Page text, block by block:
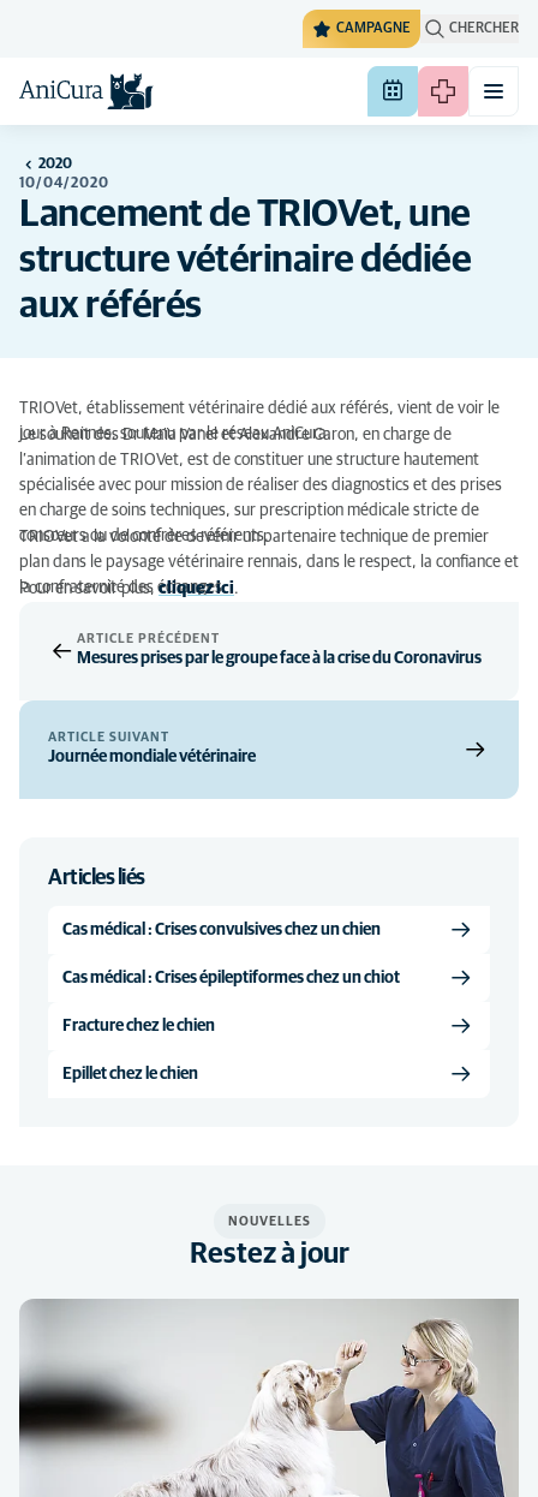
CAMPAGNE CHERCHER
2020
10/04/2020
Lancement de TRIOVet, une
structure vétérinaire dédiée
aux référés
TRIOVet, établissement vétérinaire dédié aux référés, vient de voir le
jour à Rennes, soutenu par le réseau AniCura.
Le souhait des Dr Maïa Vanel et Alexandre Caron, en charge de
l’animation de TRIOVet, est de constituer une structure hautement
spécialisée avec pour mission de réaliser des diagnostics et des prises
en charge de soins techniques, sur prescription médicale stricte de
consœurs ou de confrères référents.
TRIOVet a la volonté de devenir un partenaire technique de premier
plan dans le paysage vétérinaire rennais, dans le respect, la confiance et
la confraternité des échanges.
Pour en savoir plus,cliquez ici.
ARTICLE PRÉCÉDENT
Mesures prises par le groupe face à la crise du Coronavirus
ARTICLE SUIVANT
Journée mondiale vétérinaire
Articles liés
Cas médical : Crises convulsives chez un chien
Cas médical : Crises épileptiformes chez un chiot
Fracture chez le chien
Epillet chez le chien
NOUVELLES
Restez à jour